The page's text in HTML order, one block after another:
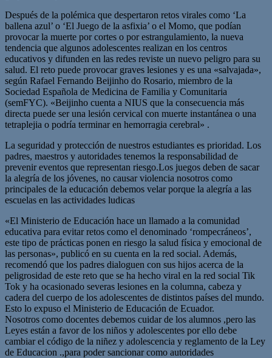
Después de la polémica que despertaron retos virales como ‘La
ballena azul’ o ‘El Juego de la asfixia’ o el Momo, que podían
provocar la muerte por cortes o por estrangulamiento, la nueva
tendencia que algunos adolescentes realizan en los centros
educativos y difunden en las redes reviste un nuevo peligro para su
salud. El reto puede provocar graves lesiones y es una «salvajada»,
según Rafael Fernando Beijinho do Rosario, miembro de la
Sociedad Española de Medicina de Familia y Comunitaria
(semFYC). «Beijinho cuenta a NIUS que la consecuencia más
directa puede ser una lesión cervical con muerte instantánea o una
tetraplejia o podría terminar en hemorragia cerebral» .
La seguridad y protección de nuestros estudiantes es prioridad. Los
padres, maestros y autoridades tenemos la responsabilidad de
prevenir eventos que representan riesgo.Los juegos deben de sacar
la alegría de los jóvenes, no causar violencia nosotros como
principales de la educación debemos velar porque la alegría a las
escuelas en las actividades ludicas
«El Ministerio de Educación hace un llamado a la comunidad
educativa para evitar retos como el denominado ‘rompecráneos’,
este tipo de prácticas ponen en riesgo la salud física y emocional de
las personas», publicó en su cuenta en la red social. Además,
recomendó que los padres dialoguen con sus hijos acerca de la
peligrosidad de este reto que se ha hecho viral en la red social Tik
Tok y ha ocasionado severas lesiones en la columna, cabeza y
cadera del cuerpo de los adolescentes de distintos países del mundo.
Esto lo expuso el Ministerio de Educación de Ecuador.
Nosotros como docentes debemos cuidar de los alumnos ,pero las
Leyes están a favor de los niños y adolescentes por ello debe
cambiar el código de la niñez y adolescencia y reglamento de la Ley
de Educacion .,para poder sancionar como autoridades